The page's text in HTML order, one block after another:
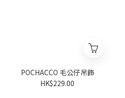
POCHACCO 毛公仔吊飾
HK$229.00